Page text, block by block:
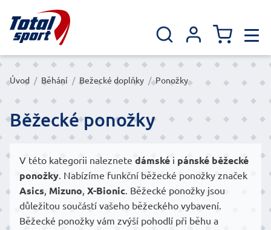
Úvod / Běhání / Bežecké doplňky / Ponožky
Běžecké ponožky
V této kategorii naleznete dámské i pánské běžecké
ponožky. Nabízíme funkční běžecké ponožky značek
Asics, Mizuno, X-Bionic. Běžecké ponožky jsou
důležitou součástí vašeho běžeckého vybavení.
Běžecké ponožky vám zvýší pohodlí při běhu a